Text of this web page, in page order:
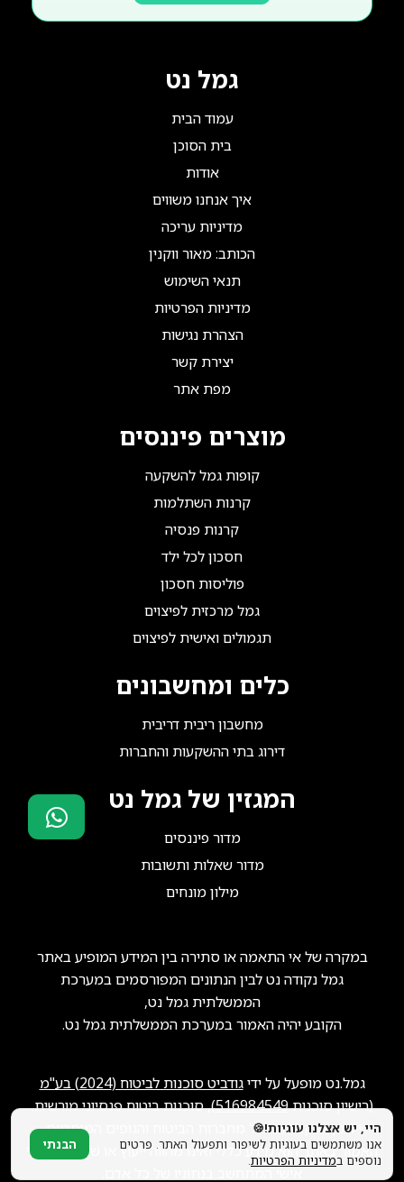
גמל נט
עמוד הבית
בית הסוכן
אודות
איך אנחנו משווים
מדיניות עריכה
הכותב: מאור ווקנין
תנאי השימוש
מדיניות הפרטיות
הצהרת נגישות
יצירת קשר
מפת אתר
מוצרים פיננסים
קופות גמל להשקעה
קרנות השתלמות
קרנות פנסיה
חסכון לכל ילד
פוליסות חסכון
גמל מרכזית לפיצוים
תגמולים ואישית לפיצוים
כלים ומחשבונים
מחשבון ריבית דריבית
דירוג בתי ההשקעות והחברות
המגזין של גמל נט
מדור פיננסים
מדור שאלות ותשובות
מילון מונחים
במקרה של אי התאמה או סתירה בין המידע המופיע באתר
גמל נקודה נט לבין הנתונים המפורסמים במערכת
הממשלתית גמל נט,
הקובע יהיה האמור במערכת הממשלתית גמל נט.
גמל.נט מופעל על ידיגודביט סוכנות לביטוח (2024) בע"מ
(רישיון סוכנות516984549), סוכנות ביטוח פנסיוני מורשית.
ייתכן שנקבל תגמול מחברות הביטוח והגופים המוסדיים.
האמור באתר הוא מידע כללי ואינו מהווה ייעוץ או שיווק פנסיוני
אישי המתחשב בנתוניו של כל אדם.
היי, יש אצלנו עוגיות!🍪
אנו משתמשים בעוגיות לשיפור ותפעול האתר. פרטים
נוספים במדיניות הפרטיות.
הבנתי